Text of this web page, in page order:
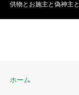
供物とお施主と偽神主と
ホーム